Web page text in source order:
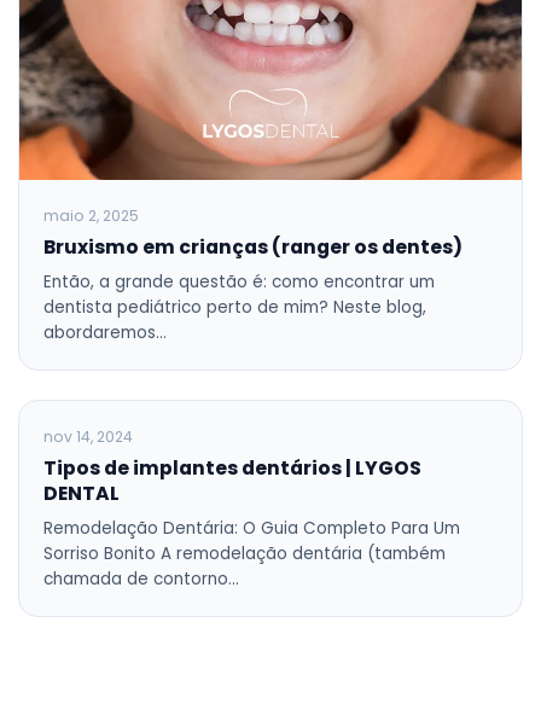
maio 2, 2025
Bruxismo em crianças (ranger os dentes)
Então, a grande questão é: como encontrar um
dentista pediátrico perto de mim? Neste blog,
abordaremos…
BLOG
nov 14, 2024
Tipos de implantes dentários | LYGOS
DENTAL
Remodelação Dentária: O Guia Completo Para Um
Sorriso Bonito A remodelação dentária (também
chamada de contorno…